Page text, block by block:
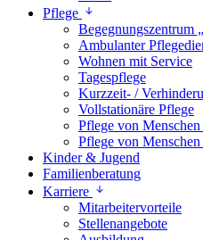
Pflege
Begegnungszentrum
Ambulanter
Wohnen mit Service
Tagespflege
Kurzzeit- /
Vollstationäre Pflege
Pflege von
Pflege von
Kinder & Jugend
Familienberatung
Karriere
Mitarbeitervorteile
Stellenangebote